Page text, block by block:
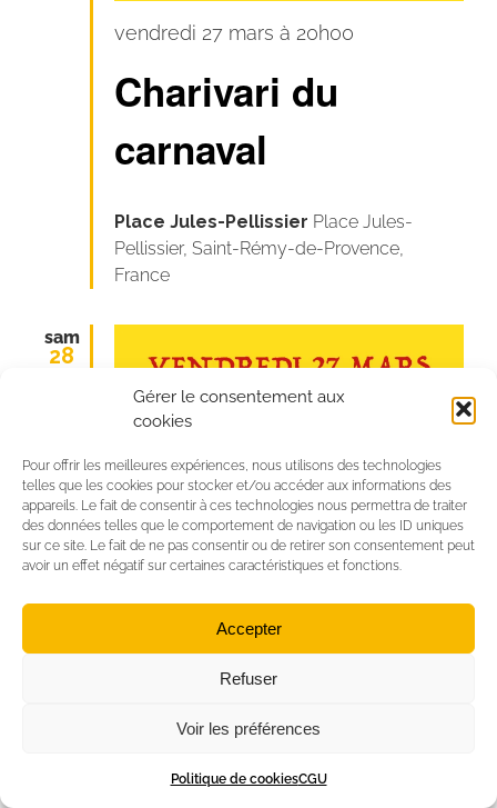
Gérer le consentement aux
cookies
Pour offrir les meilleures expériences, nous utilisons des technologies
telles que les cookies pour stocker et/ou accéder aux informations des
appareils. Le fait de consentir à ces technologies nous permettra de traiter
des données telles que le comportement de navigation ou les ID uniques
sur ce site. Le fait de ne pas consentir ou de retirer son consentement peut
avoir un effet négatif sur certaines caractéristiques et fonctions.
Accepter
Refuser
Voir les préférences
Politique de cookiesCGU
Charivari du
carnaval
vendredi 27 mars à 20h00
Place Jules-Pellissier Place Jules-
Pellissier, Saint-Rémy-de-Provence,
France
sam
28